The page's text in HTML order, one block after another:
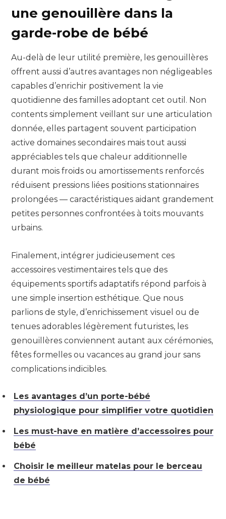
une genouillère dans la
garde-robe de bébé
Au-delà de leur utilité première, les genouillères
offrent aussi d’autres avantages non négligeables
capables d’enrichir positivement la vie
quotidienne des familles adoptant cet outil. Non
contents simplement veillant sur une articulation
donnée, elles partagent souvent participation
active domaines secondaires mais tout aussi
appréciables tels que chaleur additionnelle
durant mois froids ou amortissements renforcés
réduisent pressions liées positions stationnaires
prolongées — caractéristiques aidant grandement
petites personnes confrontées à toits mouvants
urbains.
Finalement, intégrer judicieusement ces
accessoires vestimentaires tels que des
équipements sportifs adaptatifs répond parfois à
une simple insertion esthétique. Que nous
parlions de style, d’enrichissement visuel ou de
tenues adorables légèrement futuristes, les
genouillères conviennent autant aux cérémonies,
fêtes formelles ou vacances au grand jour sans
complications indicibles.
Les avantages d’un porte-bébé
physiologique pour simplifier votre quotidien
Les must-have en matière d’accessoires pour
bébé
Choisir le meilleur matelas pour le berceau
de bébé